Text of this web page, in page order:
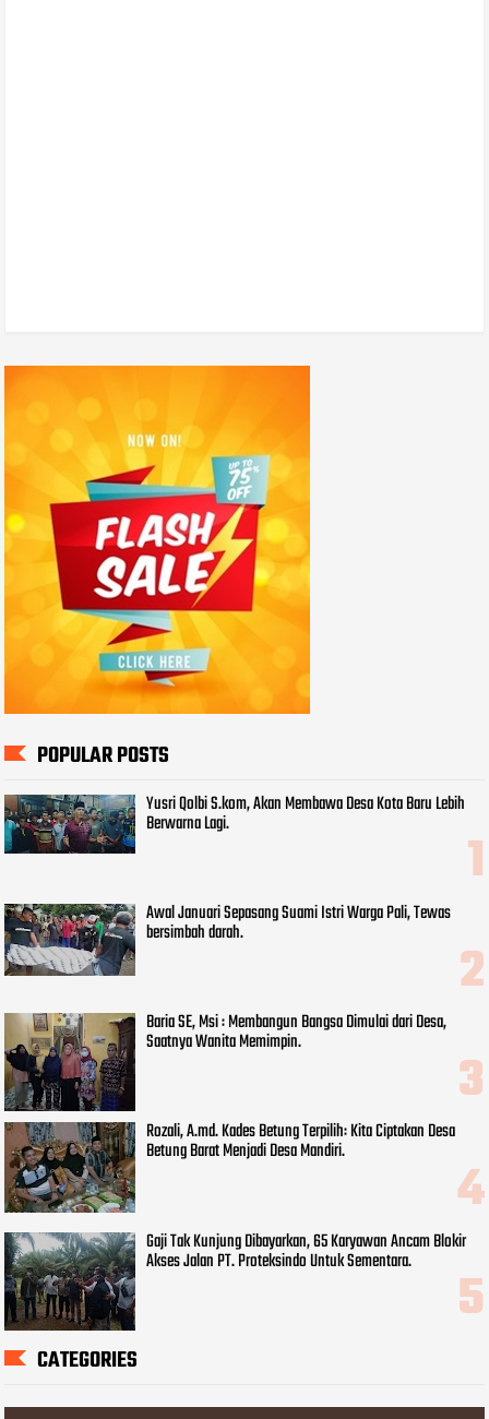
POPULAR POSTS
Yusri Qolbi S.kom, Akan Membawa Desa Kota Baru Lebih
Berwarna Lagi.
Awal Januari Sepasang Suami Istri Warga Pali, Tewas
bersimbah darah.
Baria SE, Msi : Membangun Bangsa Dimulai dari Desa,
Saatnya Wanita Memimpin.
Rozali, A.md. Kades Betung Terpilih: Kita Ciptakan Desa
Betung Barat Menjadi Desa Mandiri.
Gaji Tak Kunjung Dibayarkan, 65 Karyawan Ancam Blokir
Akses Jalan PT. Proteksindo Untuk Sementara.
CATEGORIES